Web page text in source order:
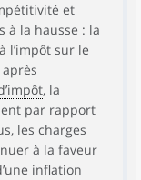
et
à la hausse : la
l’impôt sur le
, la
par rapport
les charges
à la faveur
inflation